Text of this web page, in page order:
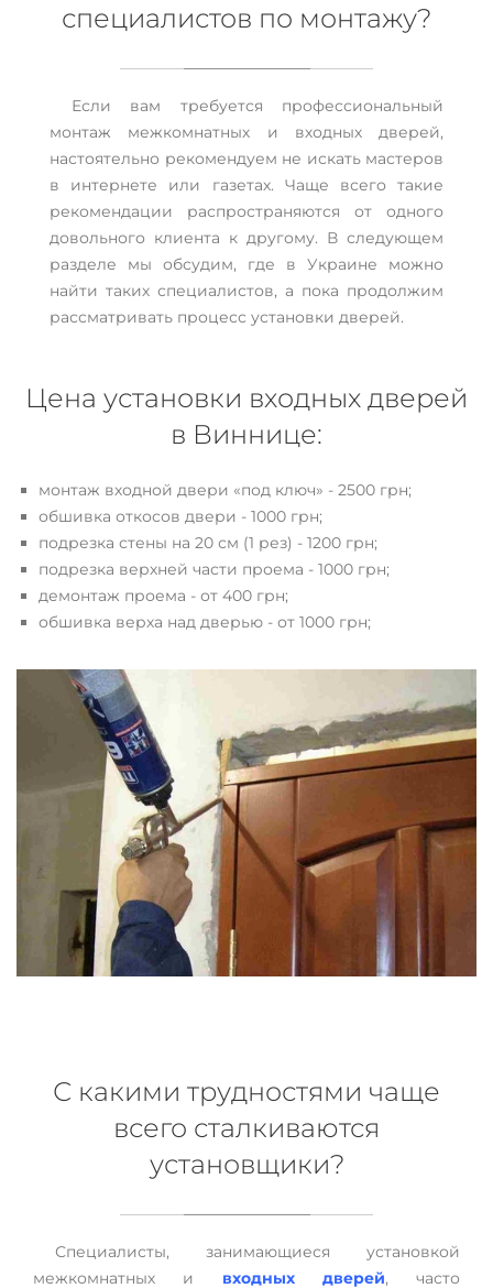
специалистов по монтажу?
Если вам требуется профессиональный
монтаж межкомнатных и входных дверей,
настоятельно рекомендуем не искать мастеров
в интернете или газетах. Чаще всего такие
рекомендации распространяются от одного
довольного клиента к другому. В следующем
разделе мы обсудим, где в Украине можно
найти таких специалистов, а пока продолжим
рассматривать процесс установки дверей.
Цена установки входных дверей
в Виннице:
монтаж входной двери «под ключ» - 2500 грн;
обшивка откосов двери - 1000 грн;
подрезка стены на 20 см (1 рез) - 1200 грн;
подрезка верхней части проема - 1000 грн;
демонтаж проема - от 400 грн;
обшивка верха над дверью - от 1000 грн;
С какими трудностями чаще
всего сталкиваются
установщики?
Специалисты, занимающиеся установкой
межкомнатных и входных дверей, часто